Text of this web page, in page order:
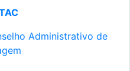
Administrativo de